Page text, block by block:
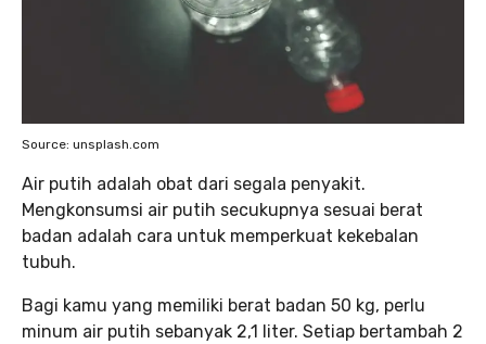
Source: unsplash.com
Air putih adalah obat dari segala penyakit.
Mengkonsumsi air putih secukupnya sesuai berat
badan adalah cara untuk memperkuat kekebalan
tubuh.
Bagi kamu yang memiliki berat badan 50 kg, perlu
minum air putih sebanyak 2,1 liter. Setiap bertambah 2